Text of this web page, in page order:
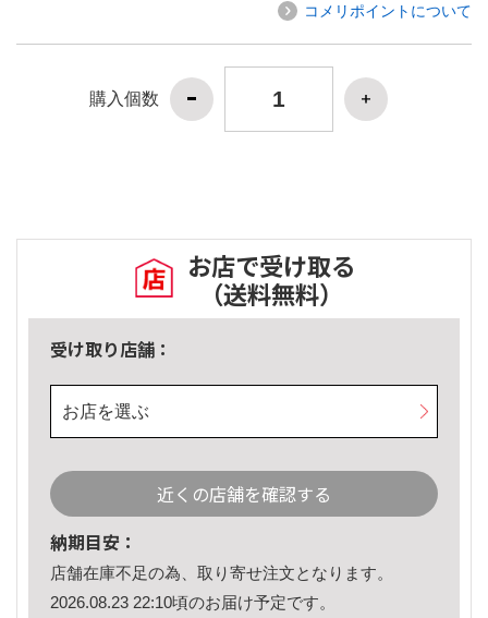
コメリポイントについて
購入個数
お店で受け取る
（送料無料）
受け取り店舗：
お店を選ぶ
近くの店舗を確認する
納期目安：
店舗在庫不足の為、取り寄せ注文となります。
2026.08.23 22:10頃のお届け予定です。